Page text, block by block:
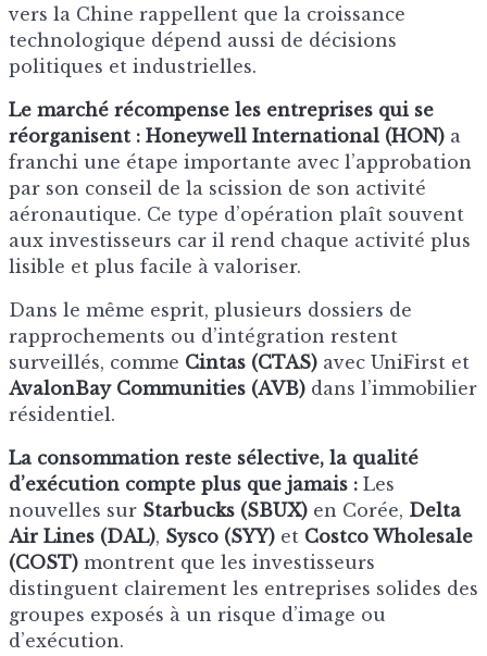
vers la Chine rappellent que la croissance
technologique dépend aussi de décisions
politiques et industrielles.
Le marché récompense les entreprises qui se
réorganisent : Honeywell International (HON) a
franchi une étape importante avec l’approbation
par son conseil de la scission de son activité
aéronautique. Ce type d’opération plaît souvent
aux investisseurs car il rend chaque activité plus
lisible et plus facile à valoriser.
Dans le même esprit, plusieurs dossiers de
rapprochements ou d’intégration restent
surveillés, comme Cintas (CTAS) avec UniFirst et
AvalonBay Communities (AVB) dans l’immobilier
résidentiel.
La consommation reste sélective, la qualité
d’exécution compte plus que jamais : Les
nouvelles sur Starbucks (SBUX) en Corée, Delta
Air Lines (DAL), Sysco (SYY) et Costco Wholesale
(COST) montrent que les investisseurs
distinguent clairement les entreprises solides des
groupes exposés à un risque d’image ou
d’exécution.